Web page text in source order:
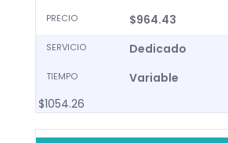
PRECIO $964.43
SERVICIO Dedicado
TIEMPO
Variable
$1054.26